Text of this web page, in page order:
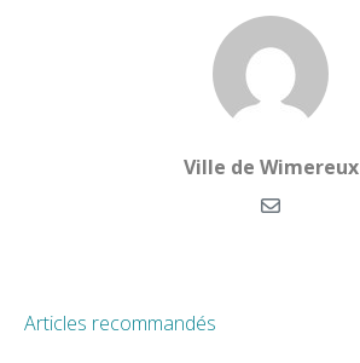
Ville de Wimereux
Articles recommandés